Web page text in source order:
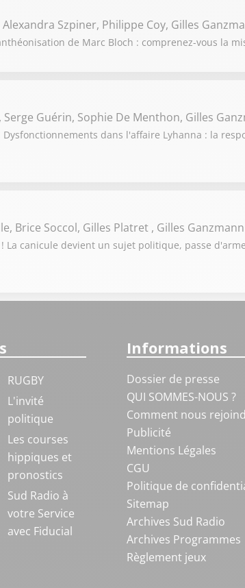
Szpiner, Philippe Coy, Gilles
de Marc Bloch : comprenez-vous la
Guérin, Sophie De Menthon, Gilles
dans l'affaire Lyhanna : la
Brice Soccol, Gilles Platret , Gilles Ganzmann
canicule devient un sujet politique, passe
RUGBY
L'invité
politique
Les courses
hippiques et
pronostics
Sud Radio à
votre Service
avec Fiducial
Informations
Dossier de presse
QUI SOMMES-NOUS ?
Comment nous
Publicité
Mentions Légales
CGU
Politique de
Sitemap
Archives Sud Radio
Archives Programmes
Règlement jeux